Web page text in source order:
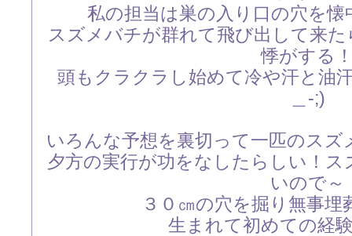
私の担当は巣の入り口の穴を懐
スズメバチが群れて飛び出して来
悸がする
頭もクラクラし始めて冷や汗と油
＿-;)
いろんな予想を裏切って一匹のス
夕方の実行が功をなしたらしい！
いので～
３０㎝の穴を掘り無事
生まれて初めての経